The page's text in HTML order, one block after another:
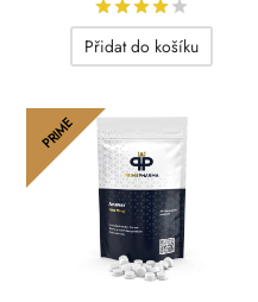
byla:
60.89$.
Přidat do košíku
PRIME